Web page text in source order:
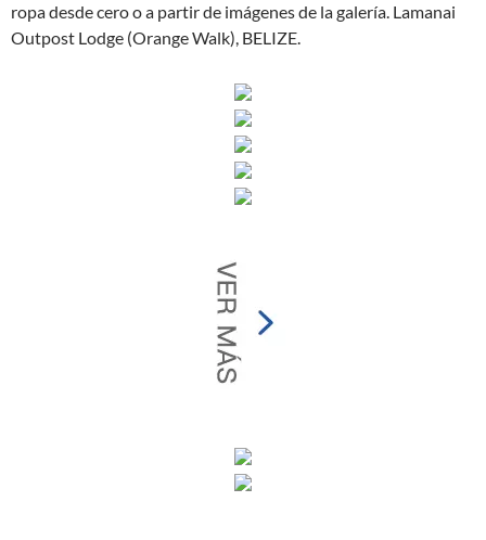
ropa desde cero o a partir de imágenes de la galería. Lamanai
Outpost Lodge (Orange Walk), BELIZE.